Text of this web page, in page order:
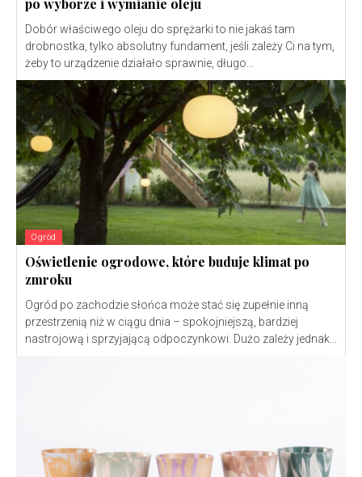
po wyborze i wymianie oleju
Dobór właściwego oleju do sprężarki to nie jakaś tam
drobnostka, tylko absolutny fundament, jeśli zależy Ci na tym,
żeby to urządzenie działało sprawnie, długo...
Ogród
Oświetlenie ogrodowe, które buduje klimat po
zmroku
Ogród po zachodzie słońca może stać się zupełnie inną
przestrzenią niż w ciągu dnia – spokojniejszą, bardziej
nastrojową i sprzyjającą odpoczynkowi. Dużo zależy jednak...